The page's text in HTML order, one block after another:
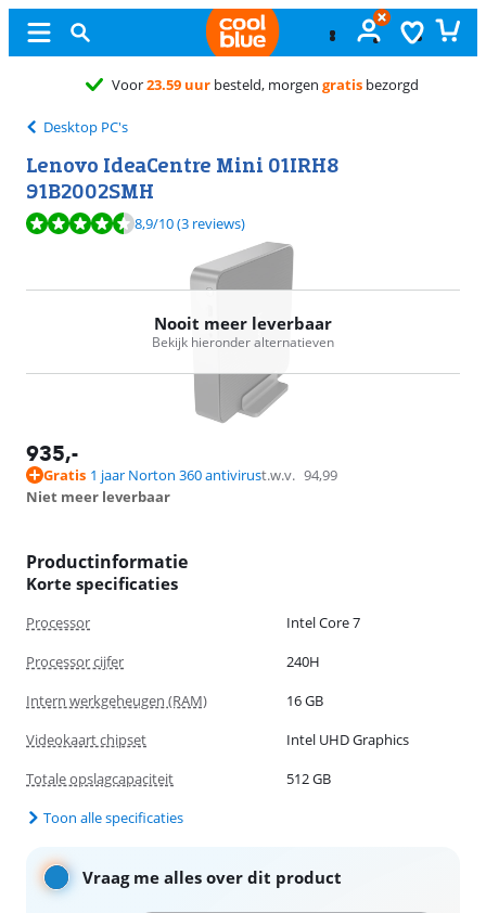
Gratis ruilen
Desktop PC's
Lenovo IdeaCentre Mini 01IRH8
91B2002SMH
Beoordeling is 8,9 van de 10, gebaseerd op 3 reviews.
8,9/10(3 reviews)
Nooit meer leverbaar
Bekijk hieronder alternatieven
935,-
Gratis 1 jaar Norton 360 antivirust.w.v. 94,99
Niet meer leverbaar
Productinformatie
Korte specificaties
Processor
Intel Core 7
Processor cijfer
240H
Intern werkgeheugen (RAM)
16 GB
Videokaart chipset
Intel UHD Graphics
Totale opslagcapaciteit
512 GB
Toon alle specificaties
Vraag me alles over dit product